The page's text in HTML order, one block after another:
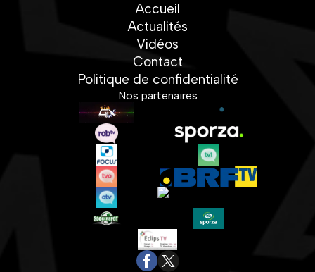
Accueil
Actualités
Vidéos
Contact
Politique de confidentialité
Nos partenaires